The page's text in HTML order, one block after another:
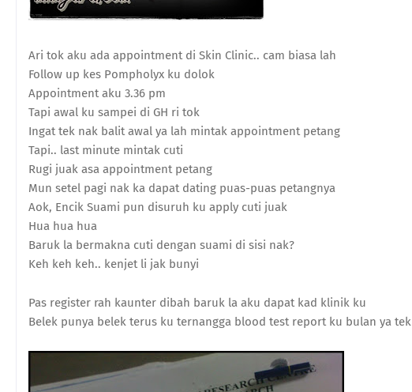
Ari tok aku ada appointment di Skin Clinic.. cam biasa lah
Follow up kes Pompholyx ku dolok
Appointment aku 3.36 pm
Tapi awal ku sampei di GH ri tok
Ingat tek nak balit awal ya lah mintak appointment petang
Tapi.. last minute mintak cuti
Rugi juak asa appointment petang
Mun setel pagi nak ka dapat dating puas-puas petangnya
Aok, Encik Suami pun disuruh ku apply cuti juak
Hua hua hua
Baruk la bermakna cuti dengan suami di sisi nak?
Keh keh keh.. kenjet li jak bunyi
Pas register rah kaunter dibah baruk la aku dapat kad klinik ku
Belek punya belek terus ku ternangga blood test report ku bulan ya tek